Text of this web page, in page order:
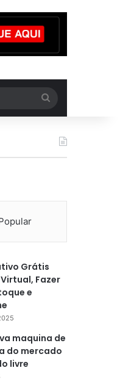
por
Grátis
Fazer
e
maquina de
do mercado
livre